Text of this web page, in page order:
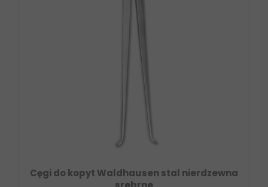
Cęgi do kopyt Waldhausen stal nierdzewna